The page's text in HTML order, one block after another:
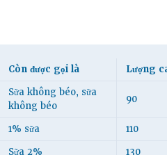
Còn được gọi là Lượng
Sữa không béo, sữa
không béo
90
1% sữa 110
Sữa 2% 130